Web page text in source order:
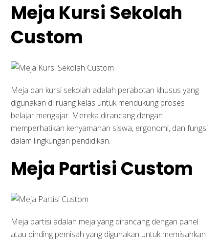
Meja Kursi Sekolah
Custom
Meja dan kursi sekolah adalah perabotan khusus yang
digunakan di ruang kelas untuk mendukung proses
belajar mengajar. Mereka dirancang dengan
memperhatikan kenyamanan siswa, ergonomi, dan fungsi
dalam lingkungan pendidikan.
Meja Partisi Custom
Meja partisi adalah meja yang dirancang dengan panel
atau dinding pemisah yang digunakan untuk memisahkan